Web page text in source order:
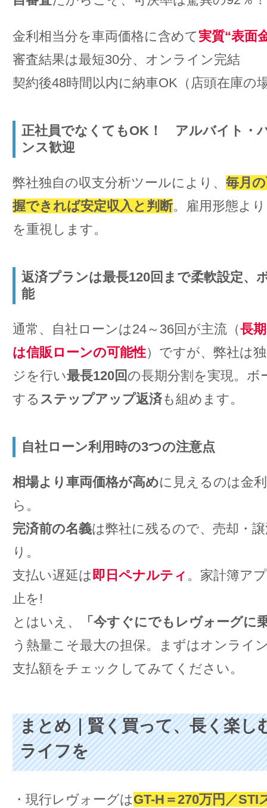
金利相当分を車両価格に含めて実質“表面
審査結果は最短30分、オンライン完結
契約後48時間以内に納車OK（店頭在庫の
正社員でなくてもOK！ アルバイト・
ンス歓迎
弊社独自の収支分析ツールにより、 毎月
握できれば安定収入と判断。雇用形態よ
を重視します。
返済プランは最長120回まで柔軟設定、
能
通常、自社ローンは24～36回が主流（長
は信販ローンの可能性）ですが、弊社は
ジを行い最長120回 の長期分割を実現。ボ
する ステップアップ返済も組めます。
自社ローン利用時の3つの注意点
相場より車両価格が高めに見えるのは金
ら。
完済前の名義は弊社に残るので、売却・
り。
支払い遅延は即日ペナルティ 。家計簿ア
止を!
とはいえ、
「今すぐにでもレヴォーグに
う熱量こそ最大の担保。まずはオンライ
支払額をチェックしてみてください。
まとめ｜賢く買って、長く楽し
ライフを
・現行レヴォーグはGT-H＝270万円／STI